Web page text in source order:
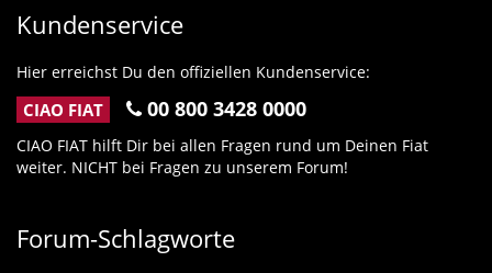
Kundenservice
Hier erreichst Du den offiziellen Kundenservice:
CIAO FIAT 00 800 3428 0000
CIAO FIAT hilft Dir bei allen Fragen rund um Deinen Fiat
weiter. NICHT bei Fragen zu unserem Forum!
Forum-Schlagworte